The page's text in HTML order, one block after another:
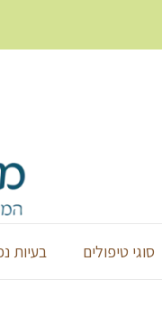
סוגי טיפולים בעיות